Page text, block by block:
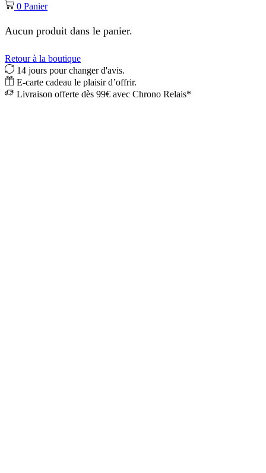
0 Panier
Aucun produit dans le panier.
Retour à la boutique
14 jours pour changer d'avis.
E-carte cadeau le plaisir d’offrir.
Livraison offerte dès 99€ avec Chrono Relais*